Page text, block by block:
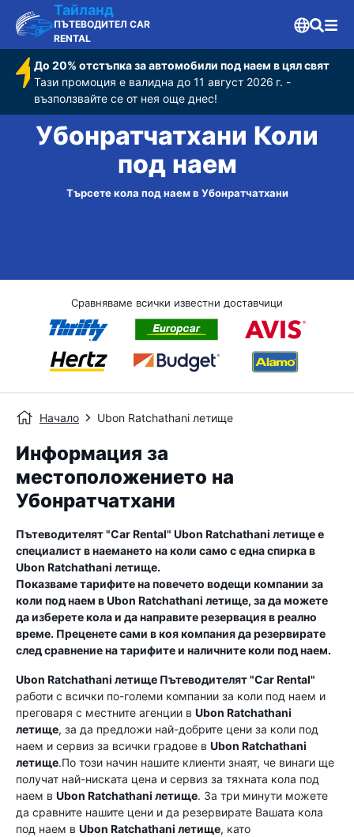
Тайланд
ПЪТЕВОДИТЕЛ CAR
RENTAL
До 20% отстъпка за автомобили под наем в цял свят
Тази промоция е валидна до 11 август 2026 г. -
възползвайте се от нея още днес!
Убонратчатхани Коли
под наем
Търсете кола под наем в Убонратчатхани
Сравняваме всички известни доставчици
Начало Ubon Ratchathani летище
Информация за
местоположението на
Убонратчатхани
Пътеводителят "Car Rental" Ubon Ratchathani летищее
специалист в наемането на коли само с една спирка в
Ubon Ratchathani летище.
Показваме тарифите на повечето водещи компании за
коли под наем вUbon Ratchathani летище, за да можете
да изберете кола и да направите резервация в реално
време. Преценете сами в коя компания да резервирате
след сравнение на тарифите и наличните коли под наем.
Ubon Ratchathani летище Пътеводителят "Car Rental"
работи с всички по-големи компании за коли под наем и
преговаря с местните агенции в Ubon Ratchathani
летище, за да предложи най-добрите цени за коли под
наем и сервиз за всички градове в Ubon Ratchathani
летище.По този начин нашите клиенти знаят, че винаги ще
получат най-ниската цена и сервиз за тяхната кола под
наем в Ubon Ratchathani летище. За три минути можете
да сравните нашите цени и да резервирате Вашата кола
под наем в Ubon Ratchathani летище, като